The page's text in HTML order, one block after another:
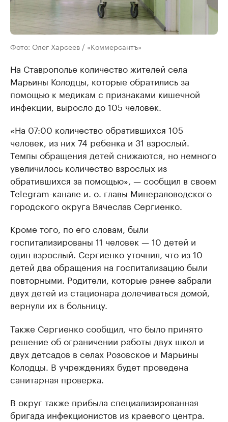
Фото: Олег Харсеев / «Коммерсантъ»
На Ставрополье количество жителей села
Марьины Колодцы, которые обратились за
помощью к медикам с признаками кишечной
инфекции, выросло до 105 человек.
«На 07:00 количество обратившихся 105
человек, из них 74 ребенка и 31 взрослый.
Темпы обращения детей снижаются, но немного
увеличилось количество взрослых из
обратившихся за помощью», — сообщил в своем
Telegram-канале и. о. главы Минераловодского
городского округа Вячеслав Сергиенко.
Кроме того, по его словам, были
госпитализированы 11 человек — 10 детей и
один взрослый. Сергиенко уточнил, что из 10
детей два обращения на госпитализацию были
повторными. Родители, которые ранее забрали
двух детей из стационара долечиваться домой,
вернули их в больницу.
Также Сергиенко сообщил, что было принято
решение об ограничении работы двух школ и
двух детсадов в селах Розовское и Марьины
Колодцы. В учреждениях будет проведена
санитарная проверка.
В округ также прибыла специализированная
бригада инфекционистов из краевого центра.